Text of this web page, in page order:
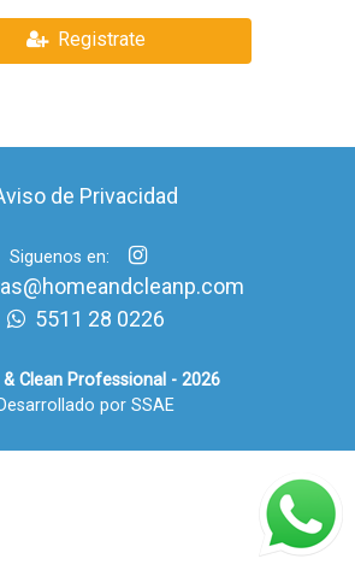
Registrate
de Privacidad
Siguenos en:
5511 28 0226
& Clean Professional - 2026
Desarrollado por SSAE